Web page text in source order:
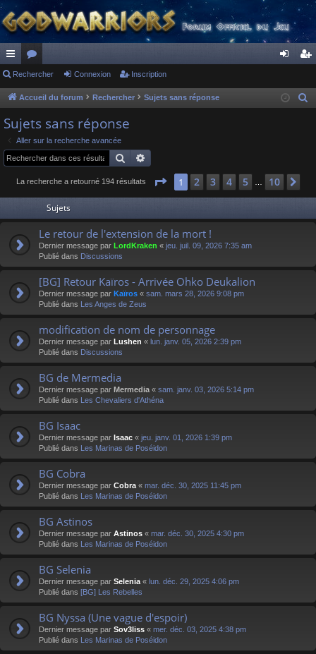
ac
co
ur
ci
s
or
u
s
ne cri
Rechercher Connexion Inscription
Accueil du forum Rechercher Sujets sans réponse
e
Sujets sans réponse
Aller sur la recherche avancée
Rechercher
La recherche a retourné 194 résultats Page 1sur 10
1 2 3 4 5 10
Sujets
Le retour de l'extension de la mort !
Dernier message par LordKraken « jeu. juil. 09, 2026 7:35 am
Publié dans Discussions
[BG] Retour Kaïros - Arrivée Ohko Deukalion
Dernier message par Kaïros « sam. mars 28, 2026 9:08 pm
Publié dans Les Anges de Zeus
modification de nom de personnage
Dernier message par Lushen « lun. janv. 05, 2026 2:39 pm
Publié dans Discussions
BG de Mermedia
Dernier message par Mermedia « sam. janv. 03, 2026 5:14 pm
Publié dans Les Chevaliers d'Athéna
BG Isaac
Dernier message par Isaac « jeu. janv. 01, 2026 1:39 pm
Publié dans Les Marinas de Poséidon
BG Cobra
Dernier message par Cobra « mar. déc. 30, 2025 11:45 pm
Publié dans Les Marinas de Poséidon
BG Astinos
Dernier message par Astinos « mar. déc. 30, 2025 4:30 pm
Publié dans Les Marinas de Poséidon
BG Selenia
Dernier message par Selenia « lun. déc. 29, 2025 4:06 pm
Publié dans [BG] Les Rebelles
BG Nyssa (Une vague d'espoir)
Dernier message par Sov3liss « mer. déc. 03, 2025 4:38 pm
Publié dans Les Marinas de Poséidon